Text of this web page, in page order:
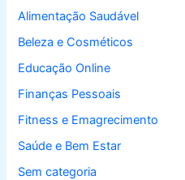
Alimentação Saudável
Beleza e Cosméticos
Educação Online
Finanças Pessoais
Fitness e Emagrecimento
Saúde e Bem Estar
Sem categoria